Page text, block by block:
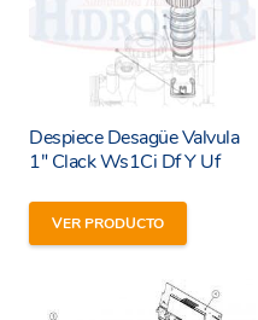
Despiece Desagüe Valvula
1″ Clack Ws1Ci Df Y Uf
VER PRODUCTO